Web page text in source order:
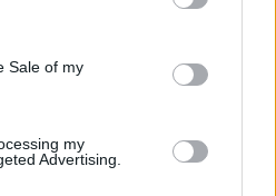
Sale of my
my
Advertising.
ÉKSZER, DRÁGAKŐ